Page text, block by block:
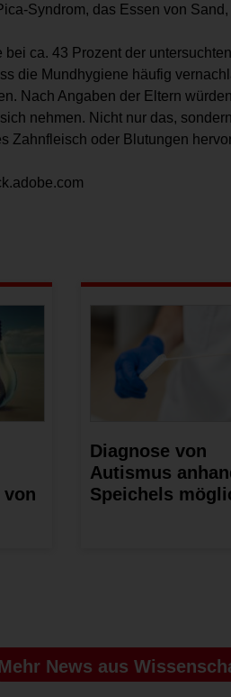
Syndrom, das Essen von
bei ca. 43 Prozent der
die Mundhygiene häufig
Nach Angaben der Eltern
nehmen. Nicht nur das,
Zahnfleisch oder Blutungen
Diagnose von
Autismus
Speichels
News aus